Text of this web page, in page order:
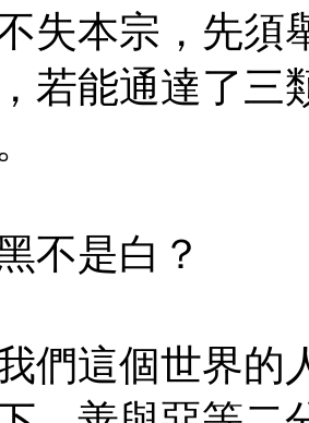
失本宗，先須
若能通達了三
是白？
這個世界的